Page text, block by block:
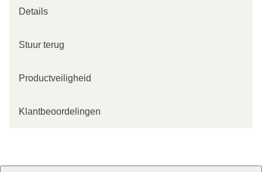
Details
Stuur terug
Productveiligheid
Klantbeoordelingen